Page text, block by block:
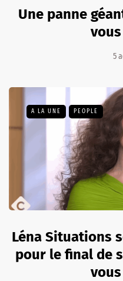
Une panne
5
A LA UNE PEOPLE
Léna Situations
pour le final de